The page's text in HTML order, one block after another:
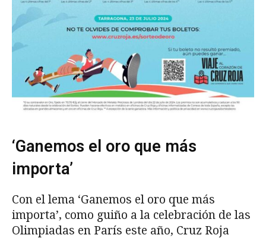
‘Ganemos el oro que más
importa’
Con el lema ‘Ganemos el oro que más
importa’, como guiño a la celebración de las
Olimpiadas en París este año, Cruz Roja